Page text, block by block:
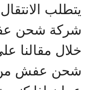
يتطلب
شركة شحن
خلال مقالنا
شحن عفش من